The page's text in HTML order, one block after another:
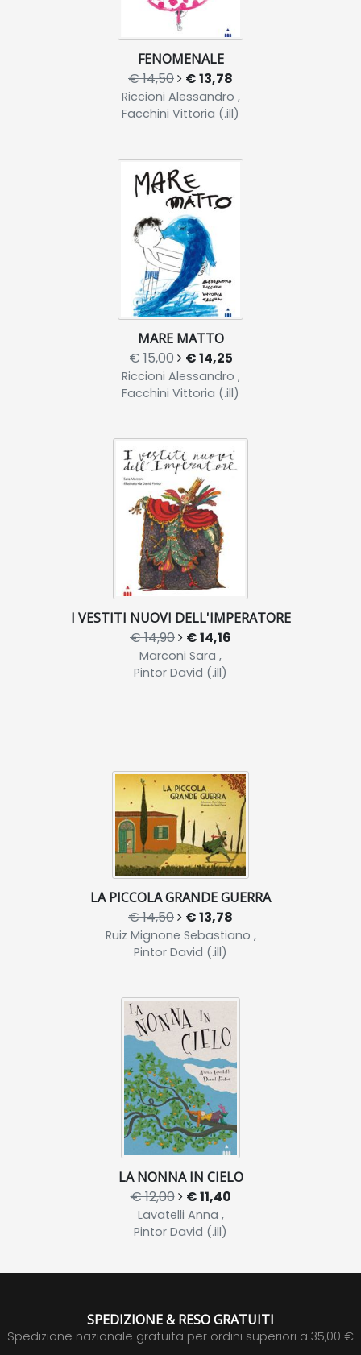
FENOMENALE
€ 14,50 € 13,78
Riccioni Alessandro ,
Facchini Vittoria (.ill)
MARE MATTO
€ 15,00 € 14,25
Riccioni Alessandro ,
Facchini Vittoria (.ill)
I VESTITI NUOVI DELL'IMPERATORE
€ 14,90 € 14,16
Marconi Sara ,
Pintor David (.ill)
LA PICCOLA GRANDE GUERRA
€ 14,50 € 13,78
Ruiz Mignone Sebastiano ,
Pintor David (.ill)
LA NONNA IN CIELO
€ 12,00 € 11,40
Lavatelli Anna ,
Pintor David (.ill)
SPEDIZIONE & RESO GRATUITI
Spedizione nazionale gratuita per ordini superiori a 35,00 €